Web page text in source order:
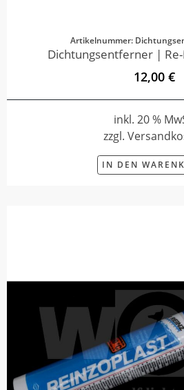
Artikelnummer:
Dichtungsentferner |
12,00 €
inkl. 20 %
zzgl.
IN DEN